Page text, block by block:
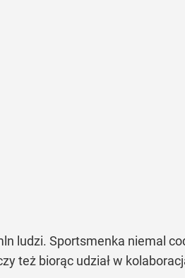
ludzi. Sportsmenka niemal
też biorąc udział w